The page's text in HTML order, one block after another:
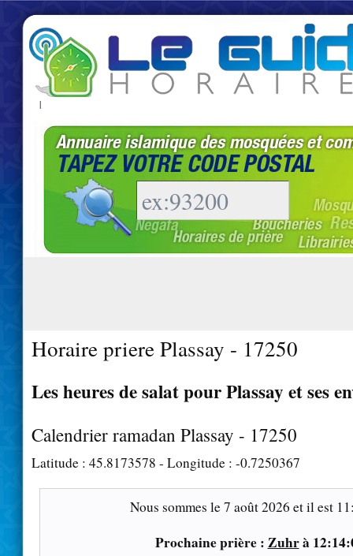
|
Horaire priere Plassay - 17250
Les heures de salat pour Plassay et ses
Calendrier ramadan Plassay - 17250
Latitude : 45.8173578 - Longitude : -0.7250367
Nous sommes le7 août 2026 et il est
Prochaine prière : Zuhrà